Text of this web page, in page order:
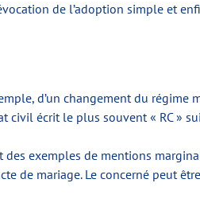
de l’adoption simple et
d’un changement du
civil écrit le plus souvent « RC »
exemples de mentions
de mariage. Le concerné peut